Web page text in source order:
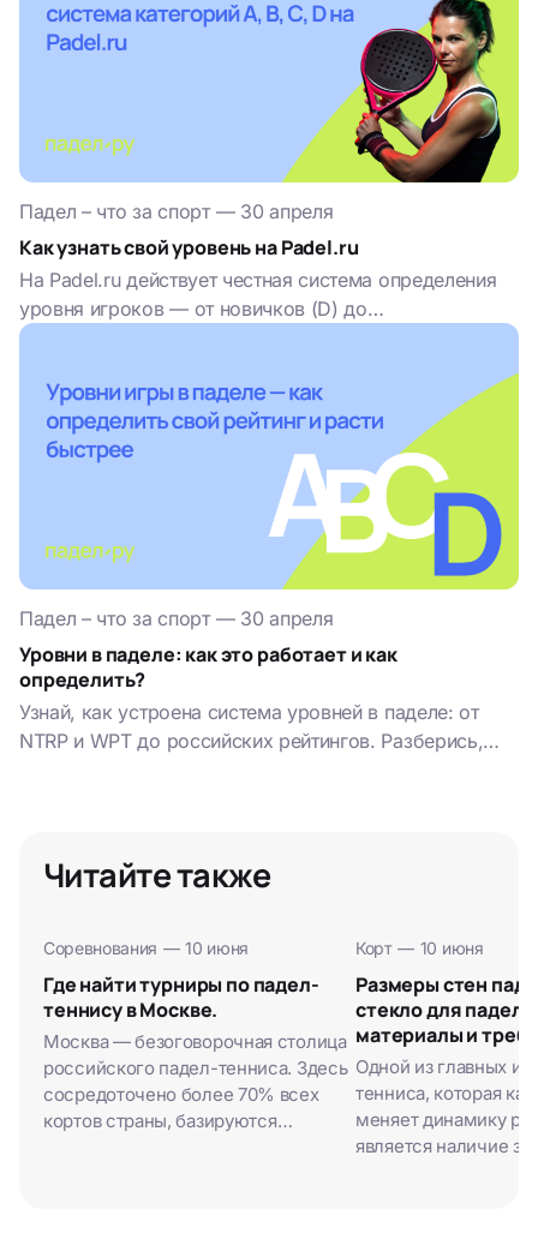
Падел – что за спорт — 30 апреля
Как узнать свой уровень на Padel.ru
На Padel.ru действует честная система определения
уровня игроков — от новичков (D) до
профессионалов (A). В статье рассказываем, как
Падел – что за спорт — 30 апреля
Уровни в паделе: как это работает и как
определить?
Узнай, как устроена система уровней в паделе: от
NTRP и WPT до российских рейтингов. Разберись,
Читайте также
Соревнования — 10 июня
Где найти турниры по падел-
теннису в Москве.
Москва — безоговорочная столица
российского падел-тенниса. Здесь
сосредоточено более 70% всех
кортов страны, базируются
Корт — 10 июня
Размеры стен
стекло для падел
материалы и
Одной из главных
тенниса, которая
меняет динамику
является наличие